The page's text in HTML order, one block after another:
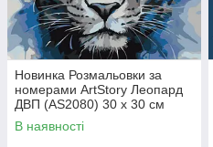
Новинка Розмальовки за
номерами ArtStory Леопард
ДВП (AS2080) 30 х 30 см
В наявності